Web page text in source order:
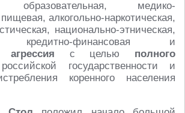
образовательная, медико-
алкогольно-наркотическая,
национально-этническая,
кредитно-финансовая и
агрессия с целью полного
государственности и
коренного населения